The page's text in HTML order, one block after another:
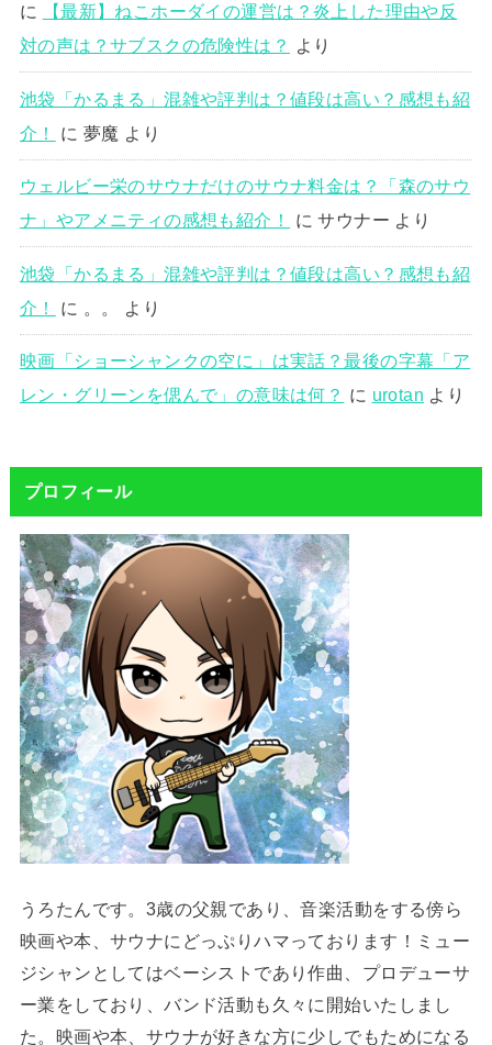
に
【最新】ねこホーダイの運営は？炎上した理由や反
対の声は？サブスクの危険性は？
より
池袋「かるまる」混雑や評判は？値段は高い？感想も紹
介！
に 夢魔 より
ウェルビー栄のサウナだけのサウナ料金は？「森のサウ
ナ」やアメニティの感想も紹介！
にサウナー より
池袋「かるまる」混雑や評判は？値段は高い？感想も紹
介！
に 。。 より
映画「ショーシャンクの空に」は実話？最後の字幕「ア
レン・グリーンを偲んで」の意味は何？ に urotan より
プロフィール
うろたんです。3歳の父親であり、音楽活動をする傍ら
映画や本、サウナにどっぷりハマっております！ミュー
ジシャンとしてはベーシストであり作曲、プロデューサ
ー業をしており、バンド活動も久々に開始いたしまし
た。映画や本、サウナが好きな方に少しでもためになる